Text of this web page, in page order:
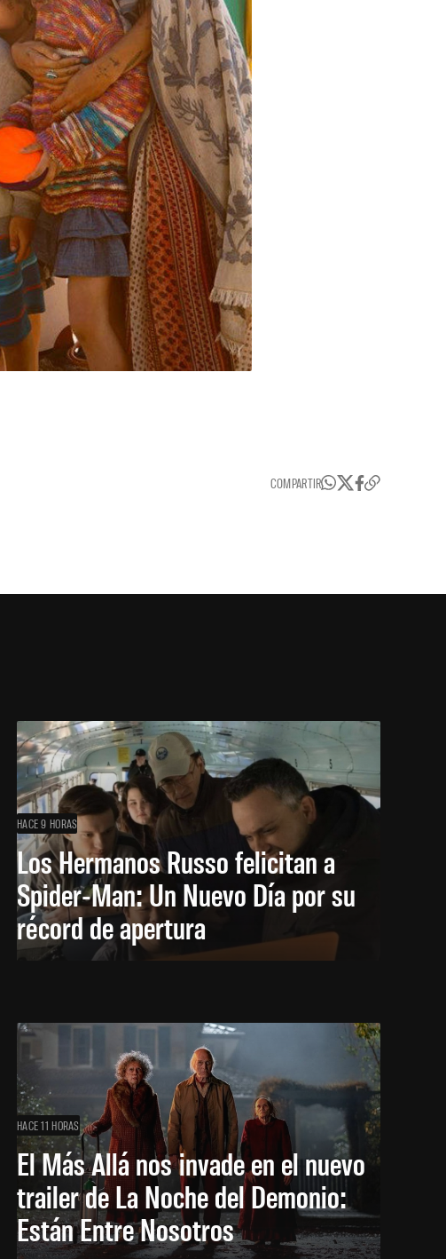
COMPARTIR
HACE 9 HORAS
Los Hermanos Russo felicitan a
Spider-Man: Un Nuevo Día por su
récord de apertura
HACE 11 HORAS
El Más Allá nos invade en el nuevo
trailer de La Noche del Demonio:
Están Entre Nosotros